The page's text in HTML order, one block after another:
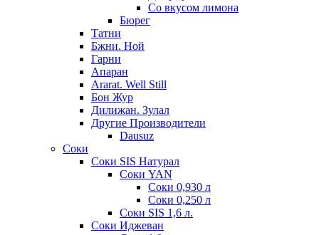
Со вкусом лимона
Бюрег
Татни
Бжни. Ной
Гарни
Апаран
Ararat. Well Still
Бон Жур
Дилижан. Зулал
Другие Производители
Dausuz
Соки
Соки SIS Натурал
Соки YAN
Соки 0,930 л
Соки 0,250 л
Соки SIS 1,6 л.
Соки Иджеван